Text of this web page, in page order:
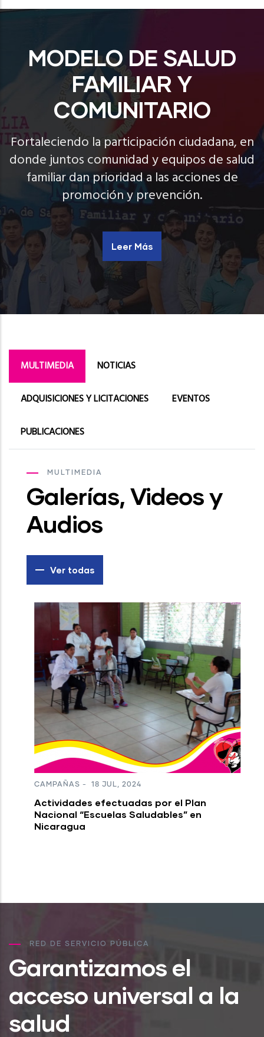
MODELO DE SALUD
FAMILIAR Y
COMUNITARIO
Fortaleciendo la participación ciudadana, en
donde juntos comunidad y equipos de salud
familiar dan prioridad a las acciones de
promoción y prevención.
Leer Más
MULTIMEDIA NOTICIAS
ADQUISICIONES Y LICITACIONES EVENTOS
PUBLICACIONES
MULTIMEDIA
Galerías, Videos y
Audios
Ver todas
CAMPAÑAS - 18 JUL, 2024
Actividades efectuadas por el Plan
Nacional “Escuelas Saludables” en
Nicaragua
RED DE SERVICIO PÚBLICA
Garantizamos el
acceso universal a la
salud